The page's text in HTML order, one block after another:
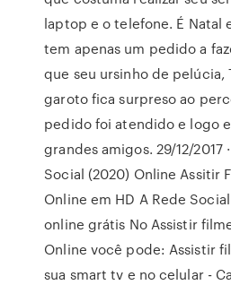
laptop e o telefone. É Natal
tem apenas um pedido a
que seu ursinho de pelúcia,
garoto fica surpreso ao
pedido foi atendido e logo
grandes amigos. 29/12/2017
Social (2020) Online Assitir
Online em HD A Rede
online grátis No Assistir
Online você pode: Assistir
sua smart tv e no celular -